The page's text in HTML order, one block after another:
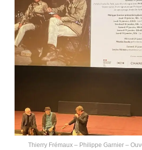
Thierry Frémaux – Philippe Garnier –